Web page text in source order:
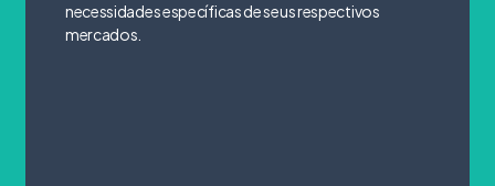
necessidades específicas de seus respectivos
mercados.